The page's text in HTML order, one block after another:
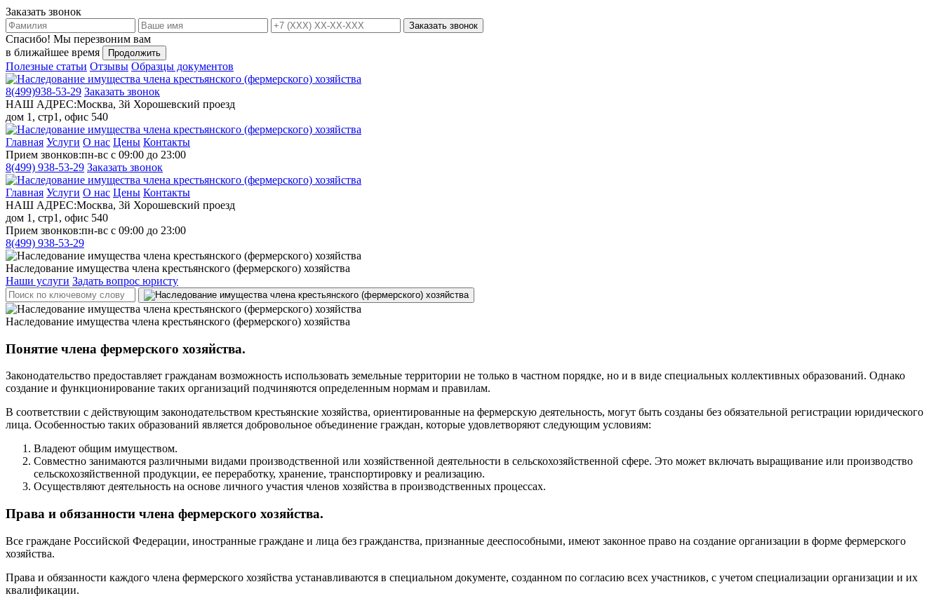
Заказать звонок
Заказать звонок
Спасибо! Мы перезвоним вам
в ближайшее время
Продолжить
Полезные статьи Отзывы Образцы документов
8(499)938-53-29 Заказать звонок
НАШ АДРЕС:Москва, 3й Хорошевский проезд
дом 1, стр1, офис 540
Главная Услуги О нас Цены Контакты
Прием звонков:пн-вс с 09:00 до 23:00
8(499) 938-53-29 Заказать звонок
Главная Услуги О нас Цены Контакты
НАШ АДРЕС:Москва, 3й Хорошевский проезд
дом 1, стр1, офис 540
Прием звонков:пн-вс с 09:00 до 23:00
8(499) 938-53-29
Наследование имущества члена крестьянского (фермерского) хозяйства
Наши услуги Задать вопрос юристу
Наследование имущества члена крестьянского (фермерского) хозяйства
Понятие члена фермерского хозяйства.
Законодательство предоставляет гражданам возможность использовать земельные территории не только в частном порядке, но и в виде специальных коллективных образований. Однако
создание и функционирование таких организаций подчиняются определенным нормам и правилам.
В соответствии с действующим законодательством крестьянские хозяйства, ориентированные на фермерскую деятельность, могут быть созданы без обязательной регистрации юридического
лица. Особенностью таких образований является добровольное объединение граждан, которые удовлетворяют следующим условиям:
Владеют общим имуществом.
Совместно занимаются различными видами производственной или хозяйственной деятельности в сельскохозяйственной сфере. Это может включать выращивание или производство
сельскохозяйственной продукции, ее переработку, хранение, транспортировку и реализацию.
Осуществляют деятельность на основе личного участия членов хозяйства в производственных процессах.
Права и обязанности члена фермерского хозяйства.
Все граждане Российской Федерации, иностранные граждане и лица без гражданства, признанные дееспособными, имеют законное право на создание организации в форме фермерского
хозяйства.
Права и обязанности каждого члена фермерского хозяйства устанавливаются в специальном документе, созданном по согласию всех участников, с учетом специализации организации и их
квалификации.